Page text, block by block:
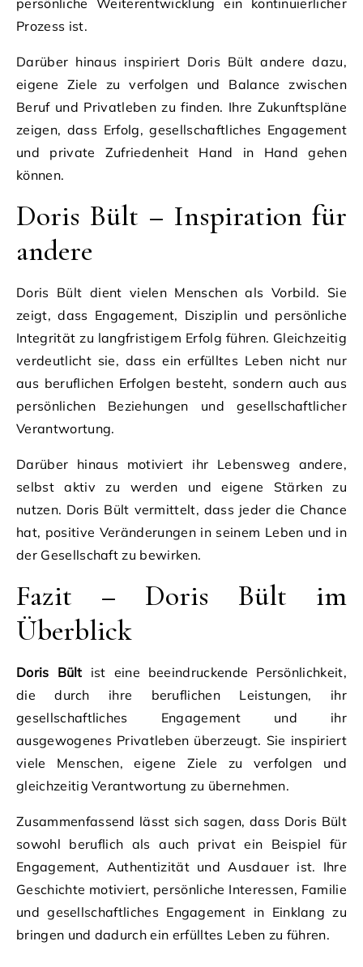
Prozess ist.
Darüber hinaus inspiriert Doris Bült andere dazu,
eigene Ziele zu verfolgen und Balance zwischen
Beruf und Privatleben zu finden. Ihre Zukunftspläne
zeigen, dass Erfolg, gesellschaftliches Engagement
und private Zufriedenheit Hand in Hand gehen
können.
Doris Bült – Inspiration für
andere
Doris Bült dient vielen Menschen als Vorbild. Sie
zeigt, dass Engagement, Disziplin und persönliche
Integrität zu langfristigem Erfolg führen. Gleichzeitig
verdeutlicht sie, dass ein erfülltes Leben nicht nur
aus beruflichen Erfolgen besteht, sondern auch aus
persönlichen Beziehungen und gesellschaftlicher
Verantwortung.
Darüber hinaus motiviert ihr Lebensweg andere,
selbst aktiv zu werden und eigene Stärken zu
nutzen. Doris Bült vermittelt, dass jeder die Chance
hat, positive Veränderungen in seinem Leben und in
der Gesellschaft zu bewirken.
Fazit – Doris Bült im
Überblick
Doris Bült ist eine beeindruckende Persönlichkeit,
die durch ihre beruflichen Leistungen, ihr
gesellschaftliches Engagement und ihr
ausgewogenes Privatleben überzeugt. Sie inspiriert
viele Menschen, eigene Ziele zu verfolgen und
gleichzeitig Verantwortung zu übernehmen.
Zusammenfassend lässt sich sagen, dass Doris Bült
sowohl beruflich als auch privat ein Beispiel für
Engagement, Authentizität und Ausdauer ist. Ihre
Geschichte motiviert, persönliche Interessen, Familie
und gesellschaftliches Engagement in Einklang zu
bringen und dadurch ein erfülltes Leben zu führen.